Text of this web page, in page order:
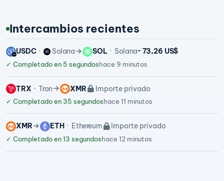
Intercambios recientes
USDC Solana SOL Solana~ 73,26 US$
✓ Completado en 5 segundoshace 9 minutos
TRX Tron XMR Importe privado
✓ Completado en 35 segundoshace 11 minutos
XMR ETH Ethereum Importe privado
✓ Completado en 13 segundoshace 12 minutos